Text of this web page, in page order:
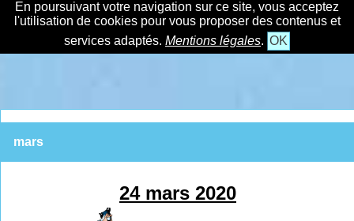
En poursuivant votre navigation sur ce site, vous acceptez
l'utilisation de cookies pour vous proposer des contenus et
services adaptés. Mentions légales. OK
mars
24 mars 2020